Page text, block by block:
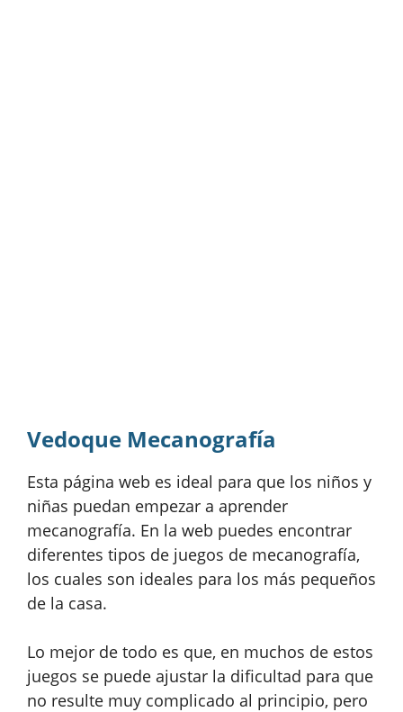
Vedoque Mecanografía
Esta página web es ideal para que los niños y
niñas puedan empezar a aprender
mecanografía. En la web puedes encontrar
diferentes tipos de juegos de mecanografía,
los cuales son ideales para los más pequeños
de la casa.
Lo mejor de todo es que, en muchos de estos
juegos se puede ajustar la dificultad para que
no resulte muy complicado al principio, pero